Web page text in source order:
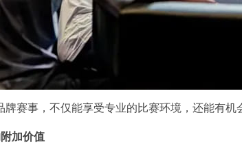
牌赛事，不仅能享受专业的比赛环境，还能有机
加价值